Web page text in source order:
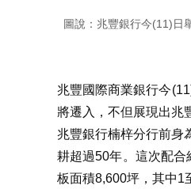
圖說：兆豐銀行今(11)日
兆豐國際商業銀行今
將遷入，不但展現出兆
兆豐銀行楠梓分行前身
耕超過50年。這次配
板面積8,600坪，其中1